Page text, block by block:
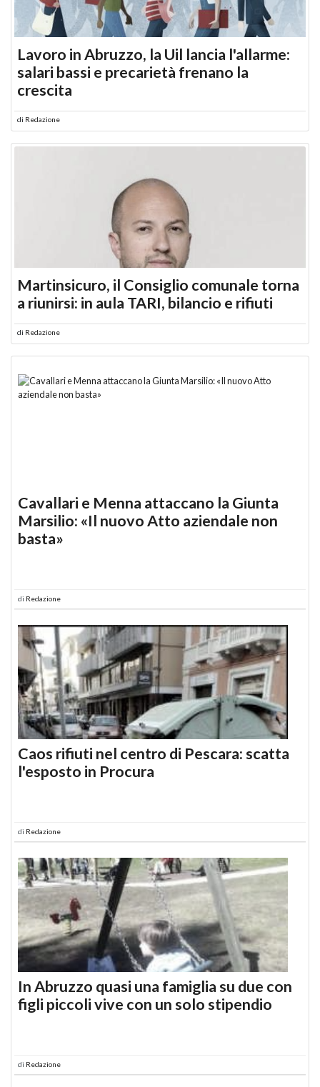
Lavoro in Abruzzo, la Uil lancia l'allarme:
salari bassi e precarietà frenano la
crescita
di Redazione
Martinsicuro, il Consiglio comunale torna
a riunirsi: in aula TARI, bilancio e rifiuti
di Redazione
Cavallari e Menna attaccano la Giunta
Marsilio: «Il nuovo Atto aziendale non
basta»
di Redazione
Caos rifiuti nel centro di Pescara: scatta
l'esposto in Procura
di Redazione
In Abruzzo quasi una famiglia su due con
figli piccoli vive con un solo stipendio
di Redazione